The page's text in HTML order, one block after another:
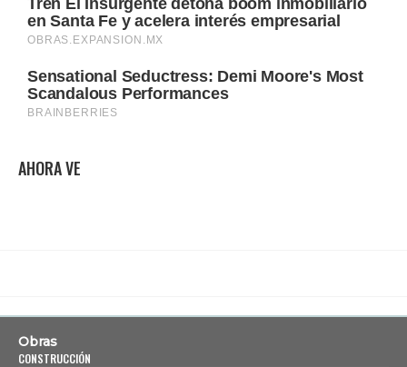
AHORA VE
Obras
CONSTRUCCIÓN